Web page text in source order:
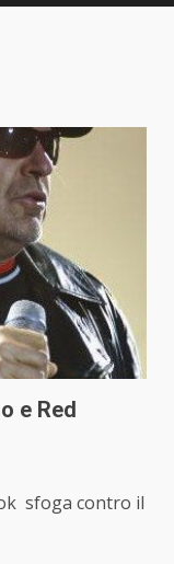
e Red
sfoga contro il